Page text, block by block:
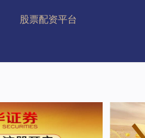
股票配资平台